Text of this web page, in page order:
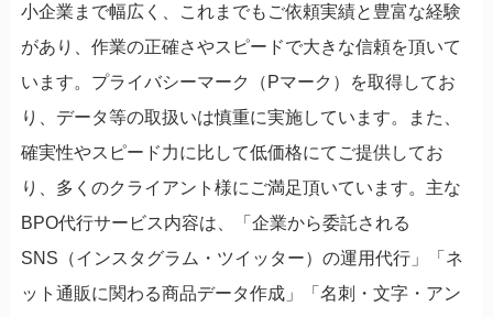
小企業まで幅広く、これまでもご依頼実績と豊富な経験
があり、作業の正確さやスピードで大きな信頼を頂いて
います。プライバシーマーク（Pマーク）を取得してお
り、データ等の取扱いは慎重に実施しています。また、
確実性やスピード力に比して低価格にてご提供してお
り、多くのクライアント様にご満足頂いています。主な
BPO代行サービス内容は、「企業から委託される
SNS（インスタグラム・ツイッター）の運用代行」「ネ
ット通販に関わる商品データ作成」「名刺・文字・アン